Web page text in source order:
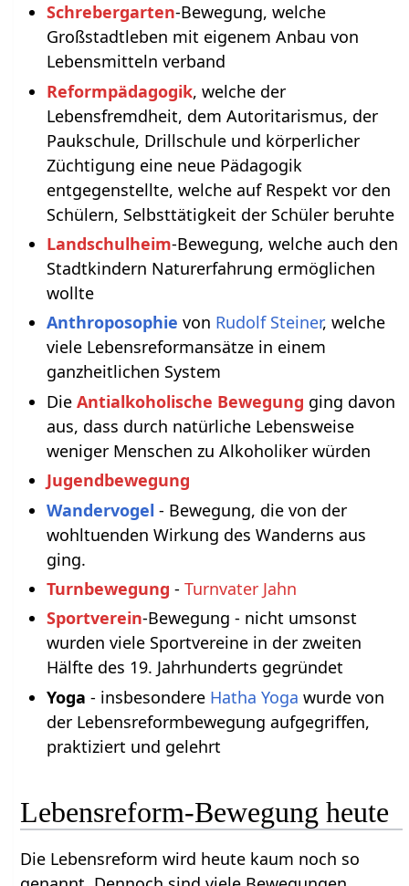
Schrebergarten-Bewegung, welche
Großstadtleben mit eigenem Anbau von
Lebensmitteln verband
Reformpädagogik, welche der
Lebensfremdheit, dem Autoritarismus, der
Paukschule, Drillschule und körperlicher
Züchtigung eine neue Pädagogik
entgegenstellte, welche auf Respekt vor den
Schülern, Selbsttätigkeit der Schüler beruhte
Landschulheim-Bewegung, welche auch den
Stadtkindern Naturerfahrung ermöglichen
wollte
Anthroposophie von Rudolf Steiner, welche
viele Lebensreformansätze in einem
ganzheitlichen System
Die Antialkoholische Bewegung ging davon
aus, dass durch natürliche Lebensweise
weniger Menschen zu Alkoholiker würden
Jugendbewegung
Wandervogel - Bewegung, die von der
wohltuenden Wirkung des Wanderns aus
ging.
Turnbewegung - Turnvater Jahn
Sportverein-Bewegung - nicht umsonst
wurden viele Sportvereine in der zweiten
Hälfte des 19. Jahrhunderts gegründet
Yoga - insbesondere Hatha Yoga wurde von
der Lebensreformbewegung aufgegriffen,
praktiziert und gelehrt
Lebensreform-Bewegung heute
Die Lebensreform wird heute kaum noch so